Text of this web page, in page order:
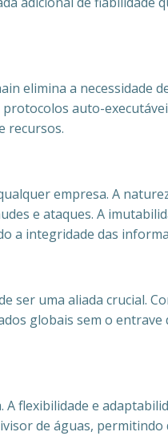
elimina a necessidade
auto-
recursos.
empresa. A
e ataques. A
a integridade das
uma aliada crucial.
globais sem o entrave
flexibilidade e
de águas, permitindo